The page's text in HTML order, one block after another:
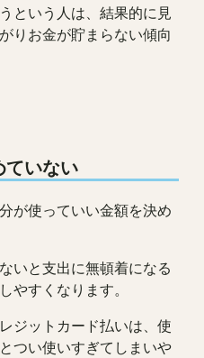
という人は、結果的に見
りお金が貯まらない傾向
ていない
が使っていい金額を決め
いと支出に無頓着になる
やすくなります。
ジットカード払いは、使
つい使いすぎてしまいや